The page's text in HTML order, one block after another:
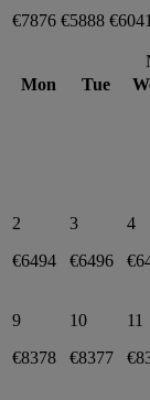
€7876 €5888 €6041
Mon
Tue
2
€6494
3
€6496
4
9
€8378
10
€8377
11